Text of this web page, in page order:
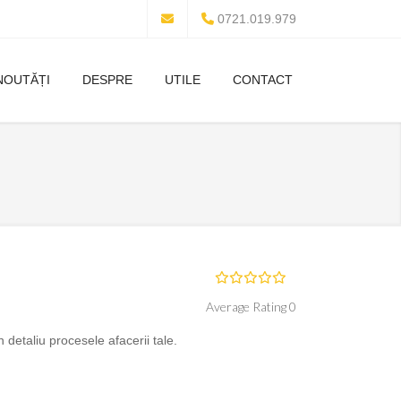
0721.019.979
DESPRE UTILE CONTACT
Average Rating 0
procesele afacerii tale.